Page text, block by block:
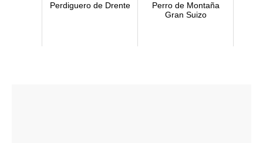
Perdiguero de Drente
Perro de Montaña
Gran Suizo